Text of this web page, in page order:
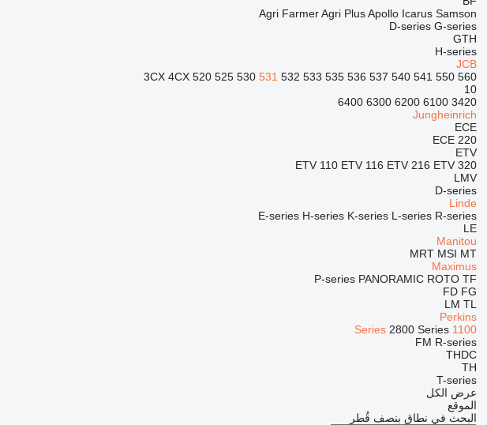
Agri Farmer Agri Plus Apollo Icarus Samson
D-series G-series
GTH
H-series
JCB
3CX 4CX 520 525 530 531 532 533 535 536 537 540 541 550 560
10
3420
6100
6200
6300
6400
Jungheinrich
ECE
ECE 220
ETV
ETV 110 ETV 116 ETV 216 ETV 320
LMV
D-series
Linde
E-series H-series K-series L-series R-series
LE
Manitou
MRT MSI MT
Maximus
P-series PANORAMIC ROTO TF
FD FG
LM TL
Perkins
1100 Series
2800 Series
FM R-series
THDC
TH
T-series
عرض الكل
الموقع
البحث في نطاق بنصف قُطر